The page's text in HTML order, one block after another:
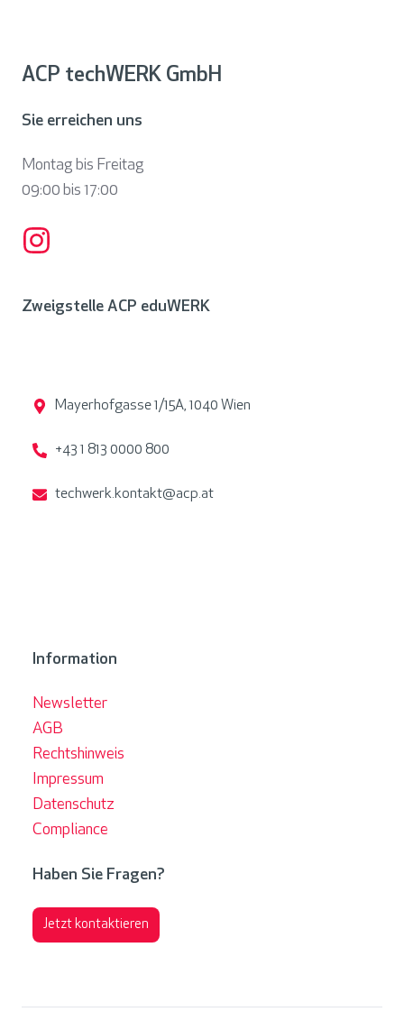
ACP techWERK GmbH
Sie erreichen uns
Montag bis Freitag
09:00 bis 17:00
Zweigstelle ACP eduWERK
Mayerhofgasse 1/15A, 1040 Wien
+43 1 813 0000 800
techwerk.kontakt@acp.at
Information
Newsletter
AGB
Rechtshinweis
Impressum
Datenschutz
Compliance
Haben Sie Fragen?
Jetzt kontaktieren